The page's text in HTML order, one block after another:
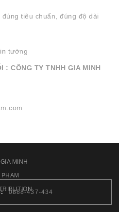
tiêu chuẩn, đúng độ dài
tưởng
: CÔNG TY TNHH GIA MINH
0888-437-434